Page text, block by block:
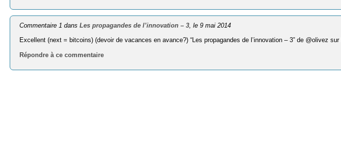
Commentaire 1 dansLes propagandes de l’innovation – 3 , le 9 mai 2014
Excellent (next = bitcoins) (devoir de vacances en avance?) “Les propagandes de l’innovation – 3” de @olivez sur
Répondre à ce commentaire